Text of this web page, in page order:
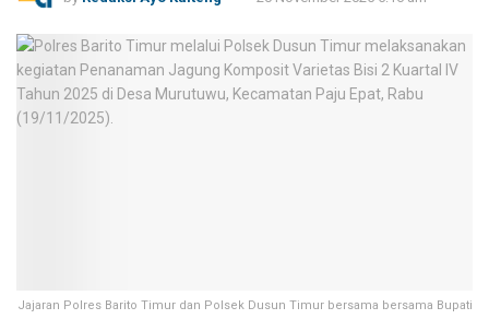
Jajaran Polres Barito Timur dan Polsek Dusun Timur bersama bersama Bupati